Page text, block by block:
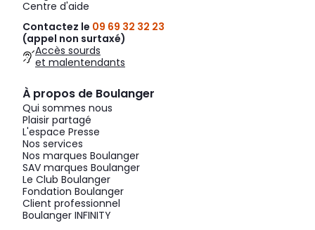
Centre d'aide
Contactez le 09 69 32 32 23
(appel non surtaxé)
Accès sourds
et malentendants
À propos de Boulanger
Qui sommes nous
Plaisir partagé
L'espace Presse
Nos services
Nos marques Boulanger
SAV marques Boulanger
Le Club Boulanger
Fondation Boulanger
Client professionnel
Boulanger INFINITY